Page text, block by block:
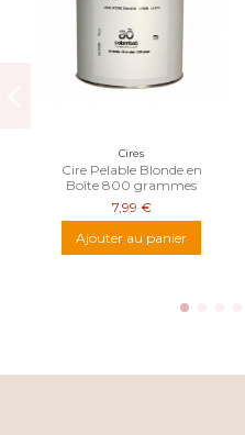
Cires
Cire Pelable Blonde en
Boîte 800 grammes
7,99 €
Ajouter au panier